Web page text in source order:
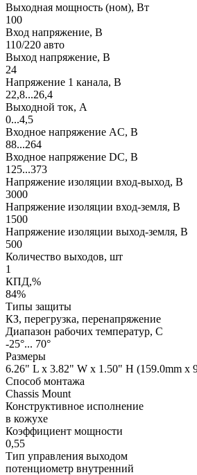
Выходная мощность (ном), Вт
100
Вход напряжение, В
110/220 авто
Выход напряжение, В
24
Напряжение 1 канала, В
22,8...26,4
Выходной ток, А
0...4,5
Входное напряжение AC, В
88...264
Входное напряжение DC, В
125...373
Напряжение изоляции вход-выход, В
3000
Напряжение изоляции вход-земля, В
1500
Напряжение изоляции выход-земля, В
500
Количество выходов, шт
1
КПД,%
84%
Типы защиты
КЗ, перегрузка, перенапряжение
Диапазон рабочих температур, С
-25°... 70°
Размеры
6.26" L x 3.82" W x 1.50" H (159.0mm x
Способ монтажа
Chassis Mount
Конструктивное исполнение
в кожухе
Коэффициент мощности
0,55
Тип управления выходом
потенциометр внутренний